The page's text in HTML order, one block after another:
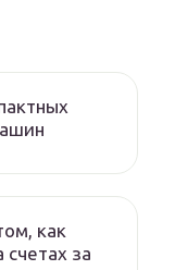
как
счетах за